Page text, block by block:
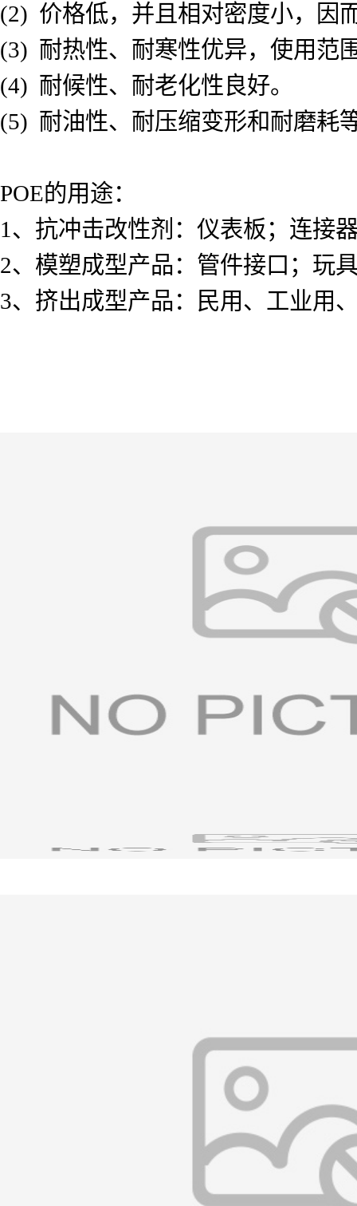
(2) 价格低，并且相对密度小，因
(3) 耐热性、耐寒性优异，使用范
(4) 耐候性、耐老化性良好。
(5) 耐油性、耐压缩变形和耐磨耗
POE的用途：
1、抗冲击改性剂：仪表板；连接
2、模塑成型产品：管件接口；玩
3、挤出成型产品：民用、工业用